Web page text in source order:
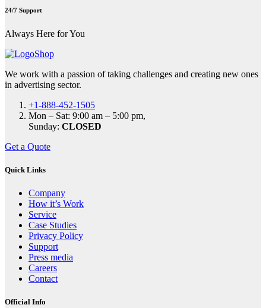
24/7 Support
Always Here for You
We work with a passion of taking challenges and creating new ones
in advertising sector.
+1-888-452-1505
Mon – Sat: 9:00 am – 5:00 pm,
Sunday: CLOSED
Get a Quote
Quick Links
Company
How it’s Work
Service
Case Studies
Privacy Policy
Support
Press media
Careers
Contact
Official Info